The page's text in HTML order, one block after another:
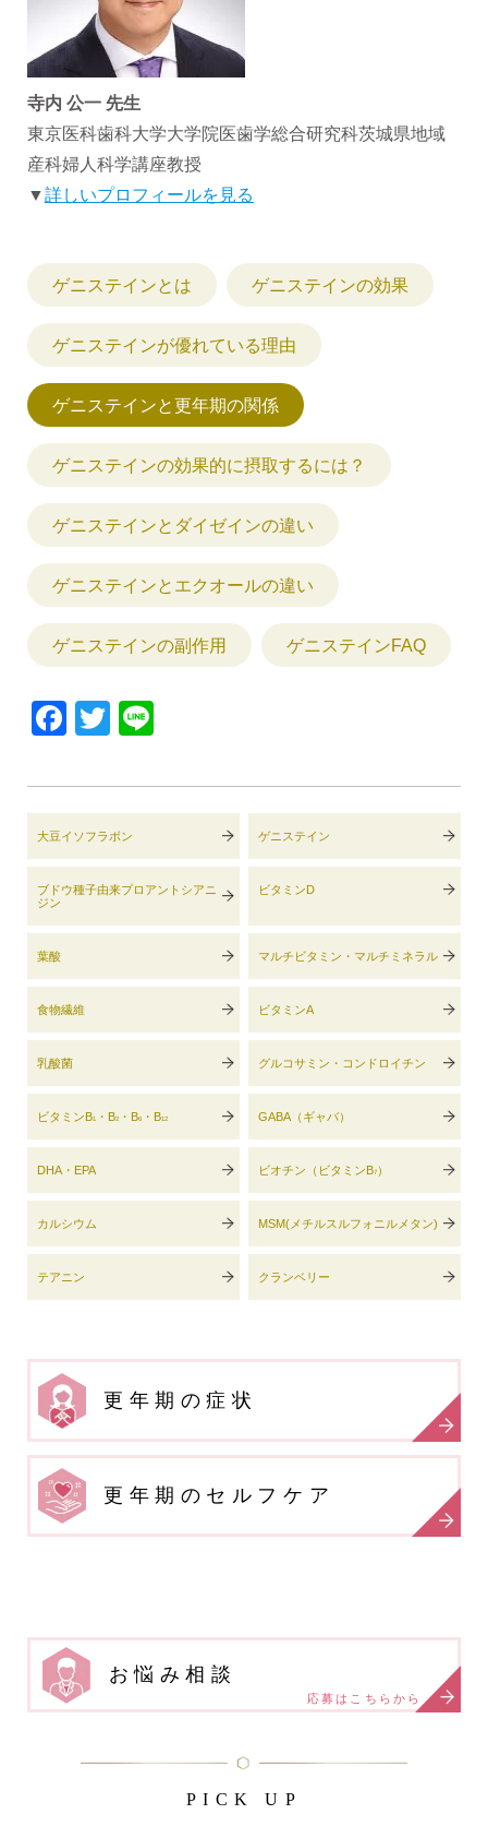
寺内 公一 先生
東京医科歯科大学大学院医歯学総合研究科茨城県地域
産科婦人科学講座教授
▼詳しいプロフィールを見る
ゲニステインとは ゲニステインの効果
ゲニステインが優れている理由
ゲニステインと更年期の関係
ゲニステインの効果的に摂取するには？
ゲニステインとダイゼインの違い
ゲニステインとエクオールの違い
ゲニステインの副作用 ゲニステインFAQ
Facebook
Twitter
大豆イソフラボン ゲニステイン
ブドウ種子由来プロアントシアニ
ジン
ビタミンD
葉酸 マルチビタミン・マルチミネラル
食物繊維 ビタミンA
乳酸菌 グルコサミン・コンドロイチン
ビタミンB1 ・B2・B6・B12 GABA（ギャバ）
DHA・EPA ビオチン（ビタミンB7）
カルシウム MSM(メチルスルフォニルメタン)
テアニン クランベリー
更年期の症状
更年期のセルフケア
お悩み相談
応募はこちらから
PICK UP